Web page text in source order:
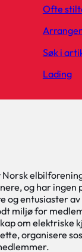
og har ingen
og entusiaster
miljø for
om elektriske
organisere
Ofte
Søk i
Lading